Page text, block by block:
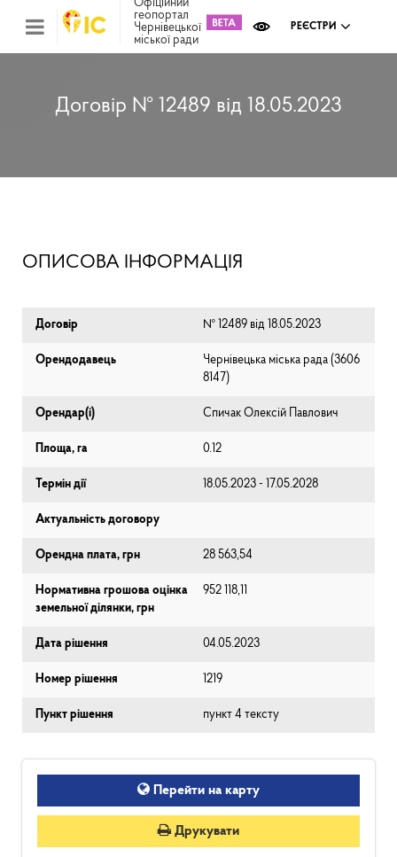
Офіційний
геопортал
Чернівецької
міської ради
РЕЄСТРИ
Договір № 12489 від 18.05.2023
ОПИСОВА ІНФОРМАЦІЯ
Договір № 12489 від 18.05.2023
Орендодавець
Чернівецька міська рада (⁨3606
8147⁩)
Орендар(і) Спичак Олексій Павлович
Площа, га 0.12
Термін дії 18.05.2023 - 17.05.2028
Актуальність договору
Орендна плата, грн 28 563,54
Нормативна грошова оцінка
земельної ділянки, грн
952 118,11
Дата рішення 04.05.2023
Номер рішення 1219
Пункт рішення пункт 4 тексту
Перейти на карту
Друкувати